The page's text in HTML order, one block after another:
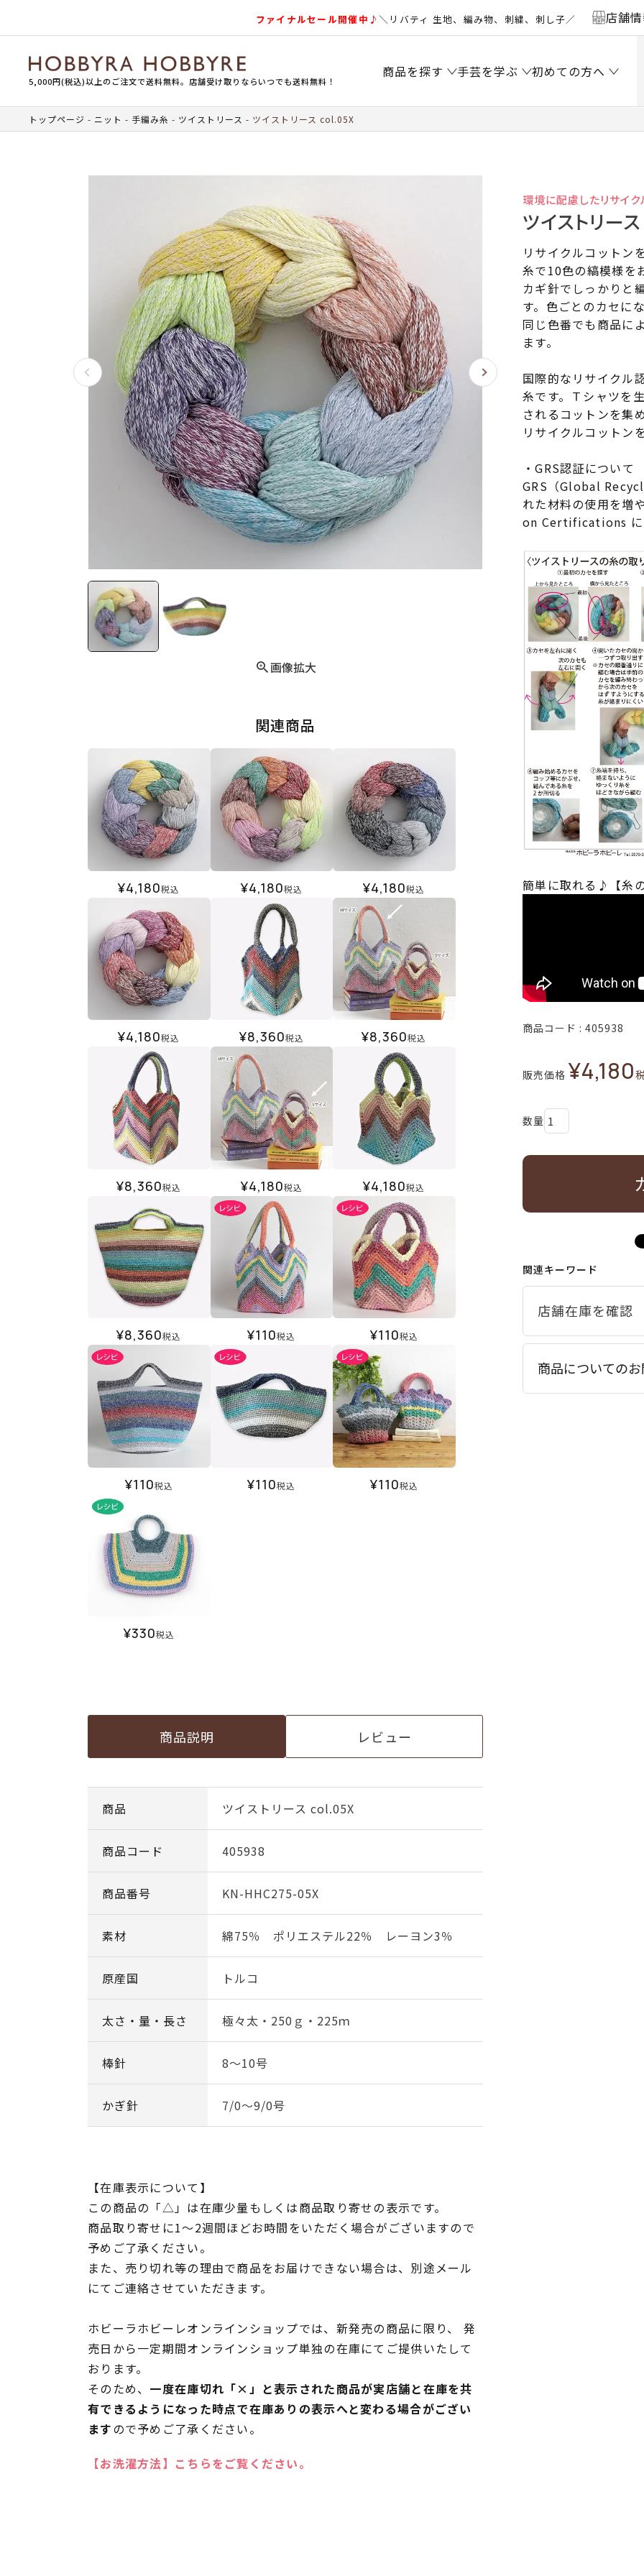
ファイナルセール開催中♪＼リバティ 生地、編み物、刺繍、刺し子／ 店舗
5,000円(税込)以上のご注文で送料無料。店舗受け取りならいつでも送料無料！
商品を探す 手芸を学ぶ 初めての方へ
トップページ ニット 手編み糸 ツイストリース ツイストリース col.05X
画像拡大
関連商品
¥4,180税込 ¥4,180税込 ¥4,180税込
¥4,180税込 ¥8,360税込 ¥8,360税込
¥8,360税込 ¥4,180税込 ¥4,180税込
¥8,360税込 ¥110税込 ¥110税込
¥110税込 ¥110税込 ¥110税込
¥330税込
商品説明 レビュー
商品 ツイストリース col.05X
商品コード 405938
商品番号 KN-HHC275-05X
素材 綿75％ ポリエステル22％ レーヨン3％
原産国 トルコ
太さ・量・長さ 極々太・250ｇ・225ｍ
棒針 8～10号
かぎ針 7/0～9/0号
【在庫表示について】
この商品の「△」は在庫少量もしくは商品取り寄せの表示です。
商品取り寄せに1～2週間ほどお時間をいただく場合がございますので
予めご了承ください。
また、売り切れ等の理由で商品をお届けできない場合は、別途メール
にてご連絡させていただきます。
ホビーラホビーレオンラインショップでは、新発売の商品に限り、 発
売日から一定期間オンラインショップ単独の在庫にてご提供いたして
おります。
そのため、 一度在庫切れ「×」と表示された商品が実店舗と在庫を共
有できるようになった時点で在庫ありの表示へと変わる場合がござい
ますので予めご了承ください。
【お洗濯方法】こちらをご覧ください。
環境に配慮したリサイ
ツイストリー
リサイクルコットン
糸で10色の縞模様を
カギ針でしっかりと
す。色ごとのカセに
同じ色番でも商品に
ます。
国際的なリサイクル
糸です。Ｔシャツを
されるコットンを集
リサイクルコットン
・GRS認証について
GRS（Global
れた材料の使用を
on Certifications に
簡単に取れる♪【糸の
商品コード 405938
販売価格 ¥4,180
関連キーワード
商品についての